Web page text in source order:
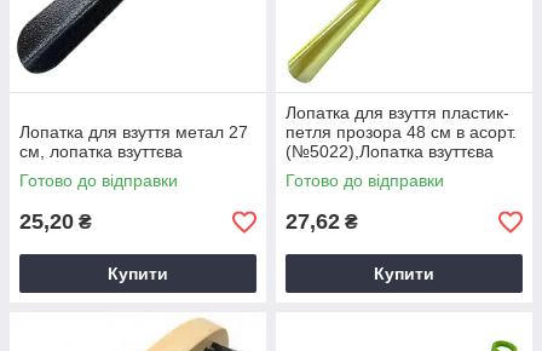
Лопатка для взуття метал 27
см, лопатка взуттєва
Готово до відправки
25,20 ₴
Купити
Лопатка для взуття пластик-
петля прозора 48 см в асорт.
(№5022),Лопатка взуттєва
пластикова
Готово до відправки
27,62 ₴
Купити